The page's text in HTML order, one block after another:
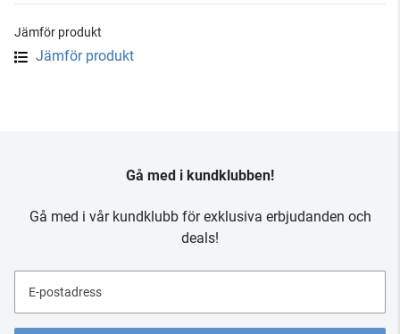
Jämför produkt
Jämför produkt
Gå med i kundklubben!
Gå med i vår kundklubb för exklusiva erbjudanden och
deals!
E-postadress